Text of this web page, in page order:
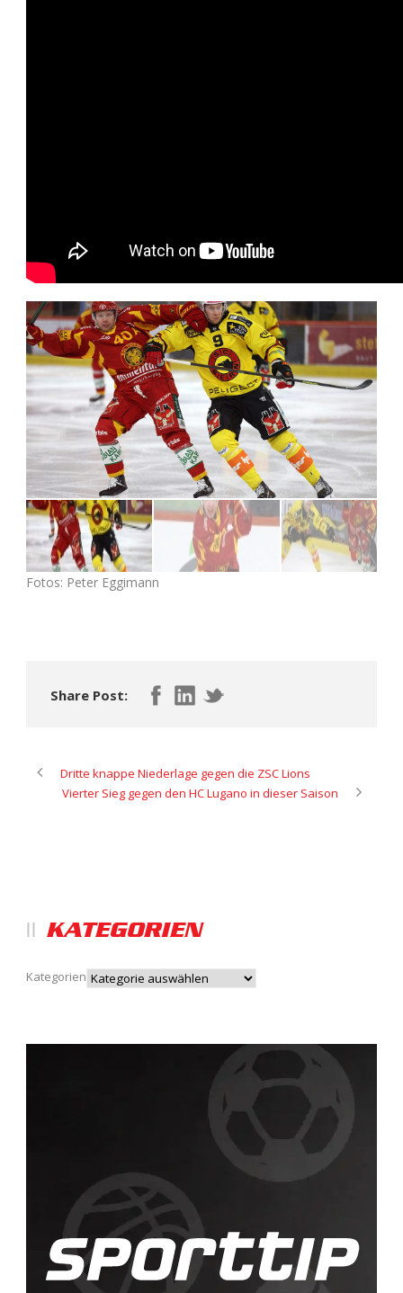
Fotos: Peter Eggimann
Share Post:
Dritte knappe Niederlage gegen die ZSC Lions
Vierter Sieg gegen den HC Lugano in dieser Saison
KATEGORIEN
Kategorien